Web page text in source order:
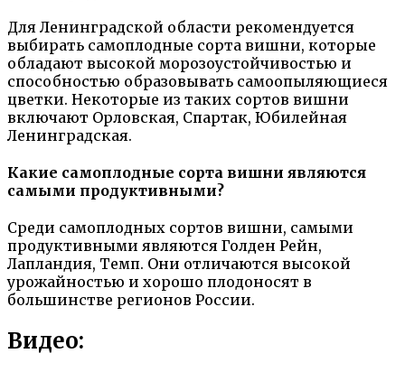
Для Ленинградской области рекомендуется
выбирать самоплодные сорта вишни, которые
обладают высокой морозоустойчивостью и
способностью образовывать самоопыляющиеся
цветки. Некоторые из таких сортов вишни
включают Орловская, Спартак, Юбилейная
Ленинградская.
Какие самоплодные сорта вишни являются
самыми продуктивными?
Среди самоплодных сортов вишни, самыми
продуктивными являются Голден Рейн,
Лапландия, Темп. Они отличаются высокой
урожайностью и хорошо плодоносят в
большинстве регионов России.
Видео: